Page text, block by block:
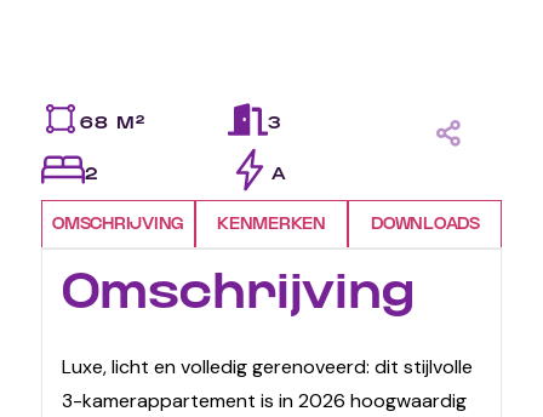
68 M² 3
2 A
OMSCHRIJVING KENMERKEN DOWNLOADS
Omschrijving
Luxe, licht en volledig gerenoveerd: dit stijlvolle
3-kamerappartement is in 2026 hoogwaardig